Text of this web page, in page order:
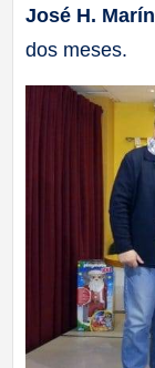
José H. Marín
dos meses.